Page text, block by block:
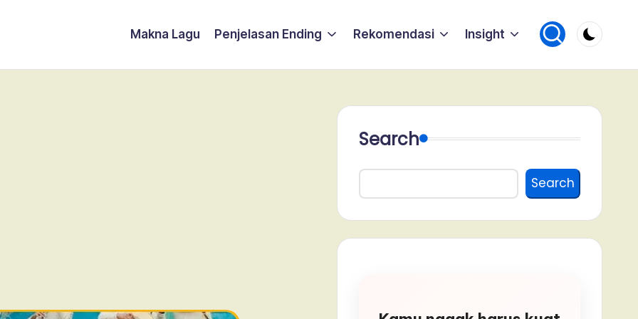
Makna Lagu Penjelasan Ending Rekomendasi Insight
Search
Search